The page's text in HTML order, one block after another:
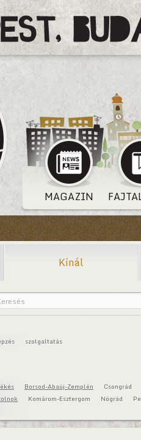
MAGAZIN
Kínál
szolgaltatás
Borsod-Abaúj-Zemplén
Csongrád
Komárom-Esztergom Nógrád